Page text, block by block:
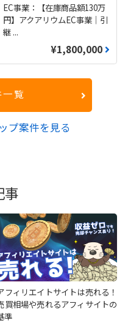
EC事業：【在庫商品額130万
円】アクアリウムEC事業｜引
継 ...
¥1,800,000
覧
プ案件を見る
事
フィリエイトサイトは売れる！
買相場や売れるアフィサイトの
準